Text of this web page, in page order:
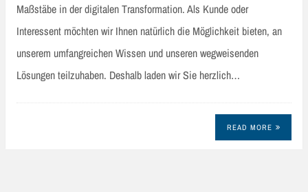
Maßstäbe in der digitalen Transformation. Als Kunde oder
Interessent möchten wir Ihnen natürlich die Möglichkeit bieten, an
unserem umfangreichen Wissen und unseren wegweisenden
Lösungen teilzuhaben. Deshalb laden wir Sie herzlich…
READ MORE